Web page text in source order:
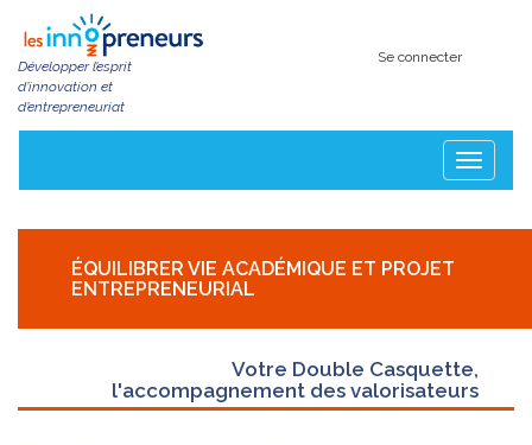
contenu
principal
Développer l’esprit
d’innovation et
d’entrepreneuriat
Se connecter
Toggle
navigation
ÉQUILIBRER VIE ACADÉMIQUE ET PROJET
ENTREPRENEURIAL
Votre Double Casquette,
l'accompagnement des valorisateurs